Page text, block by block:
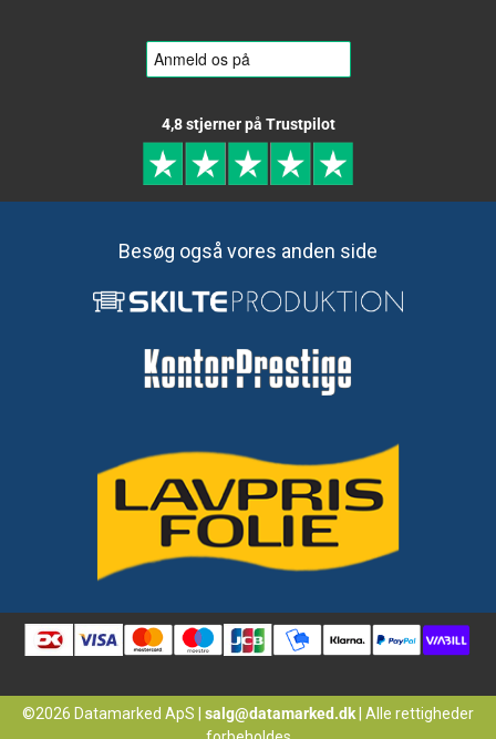
4,8 stjerner på Trustpilot
Besøg også vores anden side
©2026 Datamarked ApS | salg@datamarked.dk| Alle rettigheder